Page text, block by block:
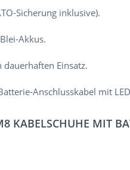
Sicherung inklusive).
Akkus.
Einsatz.
Anschlusskabel mit
KABELSCHUHE MIT